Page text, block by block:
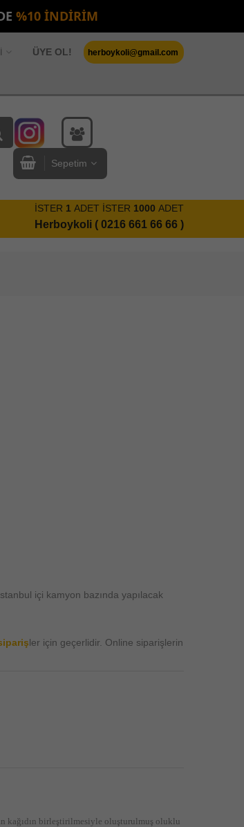
%10 İNDİRİM
ÜYE OL! herboykoli@gmail.com
Sepetim
İSTER 1 ADET İSTER 1000 ADET
Herboykoli ( 0216 661 66 66 )
içi kamyon bazında yapılacak
ler için geçerlidir. Online siparişlerin
kağıdın birleştirilmesiyle oluşturulmuş oluklu